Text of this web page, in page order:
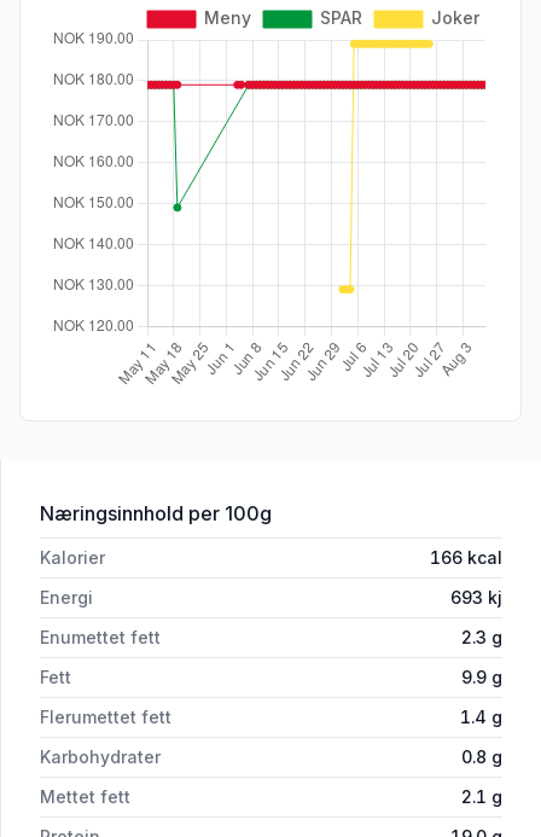
Næringsinnhold for 'Filetmiks Kylling Bbq 700g
per 100g
Kalorier 166 kcal
Energi
693 kj
Enumettet fett
2.3 g
Fett
9.9 g
Flerumettet fett
1.4 g
Karbohydrater
0.8 g
Mettet fett
2.1 g